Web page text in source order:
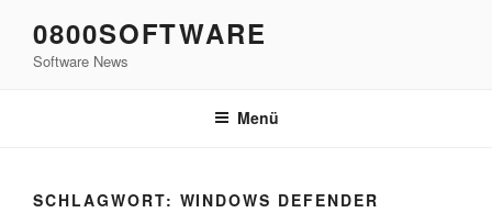
Inhalt
springen
0800SOFTWARE
Software News
Menü
SCHLAGWORT: WINDOWS DEFENDER